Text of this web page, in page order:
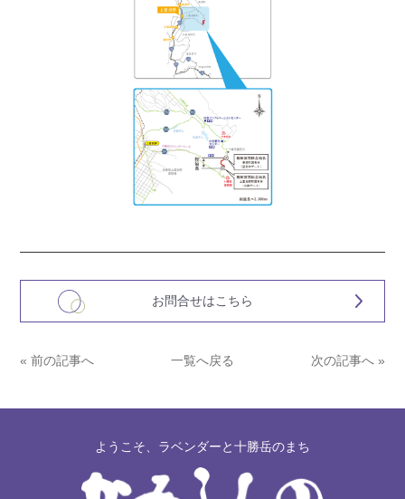
お問合せはこちら
« 前の記事へ 一覧へ戻る 次の記事へ »
ようこそ、ラベンダーと十勝岳のまち